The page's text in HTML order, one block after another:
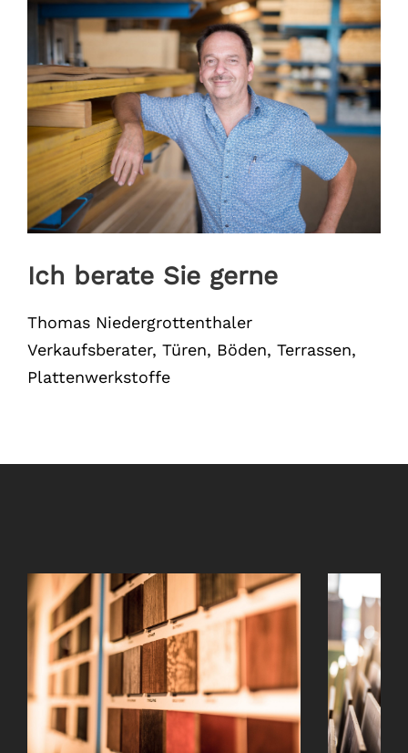
Ich berate Sie gerne
Thomas Niedergrottenthaler
Verkaufsberater, Türen, Böden, Terrassen,
Plattenwerkstoffe